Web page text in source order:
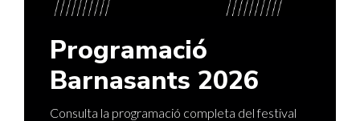
Programació
Barnasants 2026
Consulta la programació completa del festival